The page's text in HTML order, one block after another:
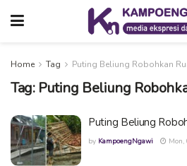
Home Tag Puting Beliung Robohkan
Tag: Puting Beliung
Puting Beliung
by KampoengNgawi Mon,